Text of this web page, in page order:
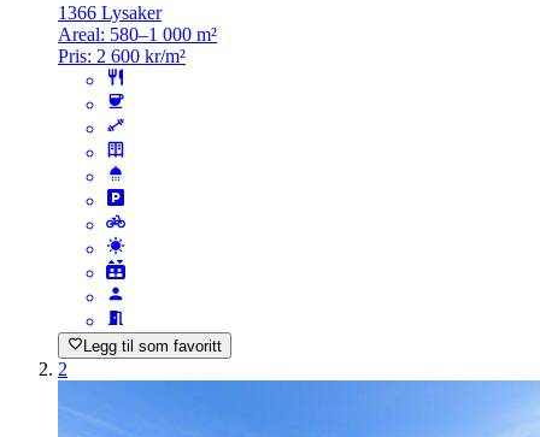
1366 Lysaker
Areal: 580–1 000 m²
Pris: 2 600 kr/m²
Legg til som favoritt
2